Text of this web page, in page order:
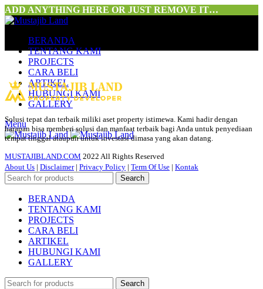
ADD ANYTHING HERE OR JUST REMOVE IT…
BERANDA
TENTANG KAMI
PROJECTS
CARA BELI
ARTIKEL
HUBUNGI KAMI
GALLERY
Menu
Solusi tepat dan terbaik miliki aset property istimewa. Kami hadir dengan
harapan bisa memberi solusi dan manfaat terbaik bagi Anda untuk penyediaan
tempat tinggal ataupun untuk investasi dimasa yang akan datang.
MUSTAJIBLAND.COM 2022 All Rights Reserved
About Us | Disclaimer| Privacy Policy | Term Of Use | Kontak
Search
BERANDA
TENTANG KAMI
PROJECTS
CARA BELI
ARTIKEL
HUBUNGI KAMI
GALLERY
Search